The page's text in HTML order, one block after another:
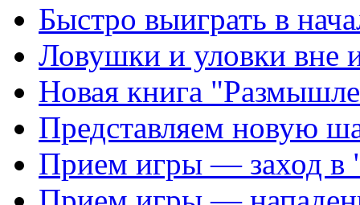
Быстро выиграть в
Ловушки и уловки вне
Новая книга
Представляем новую
Прием игры — заход в